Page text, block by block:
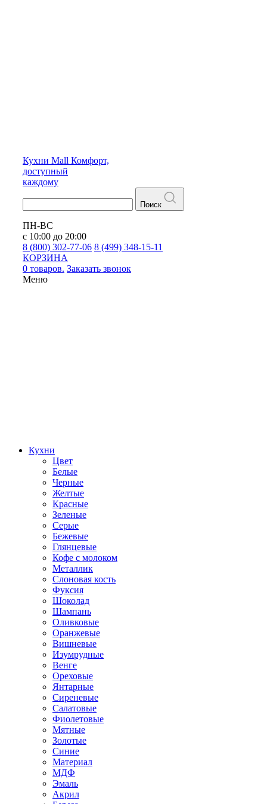
Кухни Mall Комфорт,
доступный
каждому
Поиск
ПН-ВС
с 10:00 до 20:00
8 (800) 302-77-06 8 (499) 348-15-11
КОРЗИНА
0 товаров. Заказать звонок
Меню
Кухни
Цвет
Белые
Черные
Желтые
Красные
Зеленые
Серые
Бежевые
Глянцевые
Кофе с молоком
Металлик
Слоновая кость
Фуксия
Шоколад
Шампань
Оливковые
Оранжевые
Вишневые
Изумрудные
Венге
Ореховые
Янтарные
Сиреневые
Салатовые
Фиолетовые
Мятные
Золотые
Синие
Материал
МДФ
Эмаль
Акрил